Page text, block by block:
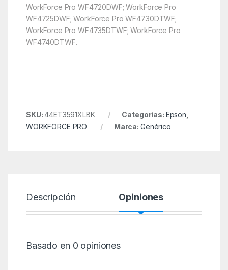
WorkForce Pro WF4720DWF; WorkForce Pro
WF4725DWF; WorkForce Pro WF4730DTWF;
WorkForce Pro WF4735DTWF; WorkForce Pro
WF4740DTWF.
SKU:44ET3591XLBK Categorías: Epson
WORKFORCE PRO
Marca: Genérico
Descripción Opiniones
Basado en 0 opiniones